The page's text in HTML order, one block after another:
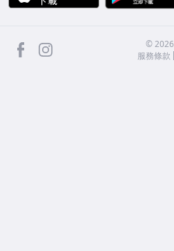
facebook ©2026
服務條款